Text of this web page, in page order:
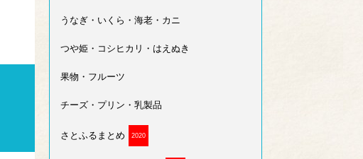
うなぎ・いくら・海老・カニ
つや姫・コシヒカリ・はえぬき
果物・フルーツ
チーズ・プリン・乳製品
さとふるまとめ 2020